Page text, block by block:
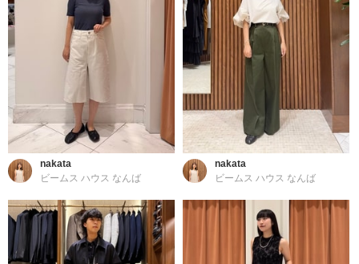
nakata
ビームス ハウス なんば
nakata
ビームス ハウス なんば